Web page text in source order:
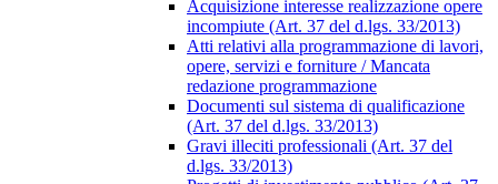
Acquisizione interesse realizzazione opere
incompiute (Art. 37 del d.lgs. 33/2013)
Atti relativi alla programmazione di lavori,
opere, servizi e forniture / Mancata
redazione programmazione
Documenti sul sistema di qualificazione
(Art. 37 del d.lgs. 33/2013)
Gravi illeciti professionali (Art. 37 del
d.lgs. 33/2013)